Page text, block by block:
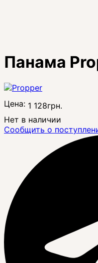
Панама
Цена: 1 128грн.
Нет в наличии
Сообщить о